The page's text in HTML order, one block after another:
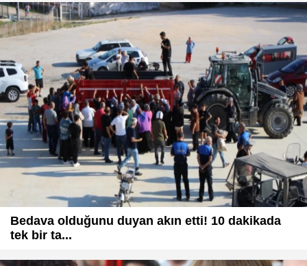
Bedava olduğunu duyan akın etti! 10 dakikada
tek bir ta...